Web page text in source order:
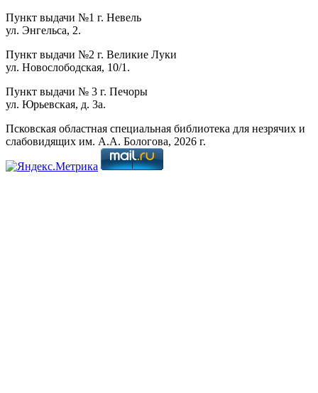
Пункт выдачи №1 г. Невель
ул. Энгельса, 2.
Пункт выдачи №2 г. Великие Луки
ул. Новослободская, 10/1.
Пункт выдачи № 3 г. Печоры
ул. Юрьевская, д. 3а.
Псковская областная специальная библиотека для незрячих и
слабовидящих им. А.А. Бологова, 2026 г.